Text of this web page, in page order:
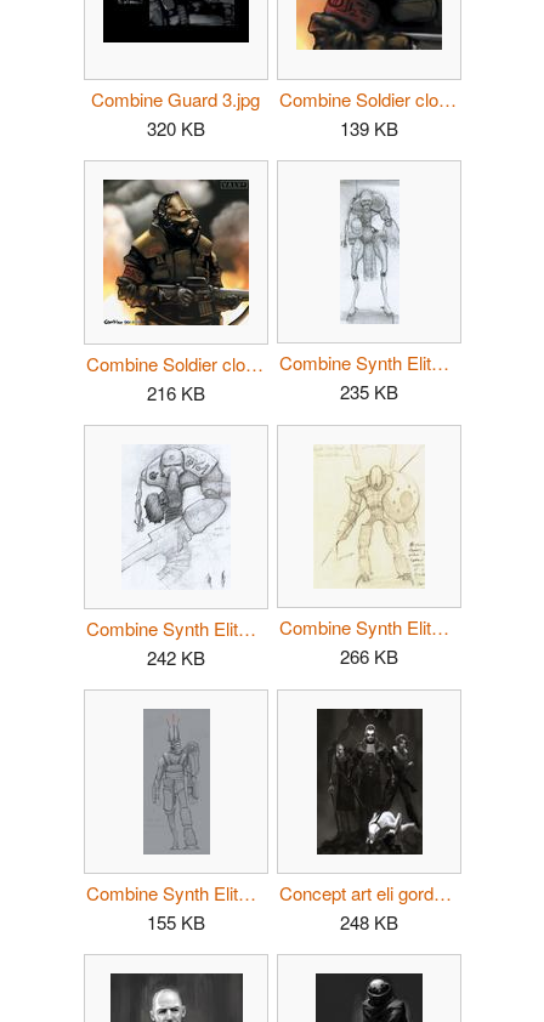
Combine Guard 3.jpg
320 KB
Combine Soldier clouds fire detail.jpg
139 KB
Combine Soldier clouds fire.jpg
216 KB
Combine Synth Elite Soldier1.jpg
235 KB
Combine Synth Elite Soldier3.jpg
242 KB
Combine Synth Elite Soldier5.jpg
266 KB
Combine Synth Elite Soldier6.jpg
155 KB
Concept art eli gordon alyx skitch.jpg
248 KB